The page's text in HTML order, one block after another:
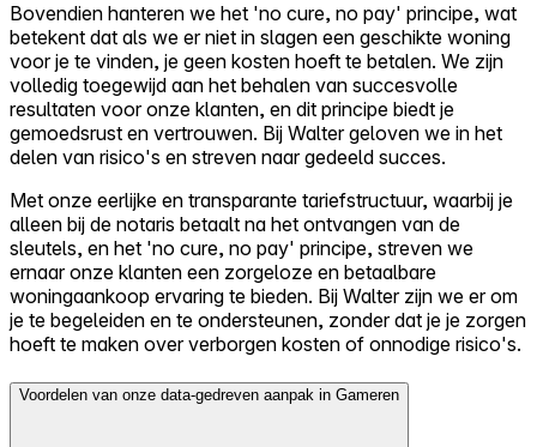
Bovendien hanteren we het 'no cure, no pay' principe, wat
betekent dat als we er niet in slagen een geschikte woning
voor je te vinden, je geen kosten hoeft te betalen. We zijn
volledig toegewijd aan het behalen van succesvolle
resultaten voor onze klanten, en dit principe biedt je
gemoedsrust en vertrouwen. Bij Walter geloven we in het
delen van risico's en streven naar gedeeld succes.
Met onze eerlijke en transparante tariefstructuur, waarbij je
alleen bij de notaris betaalt na het ontvangen van de
sleutels, en het 'no cure, no pay' principe, streven we
ernaar onze klanten een zorgeloze en betaalbare
woningaankoop ervaring te bieden. Bij Walter zijn we er om
je te begeleiden en te ondersteunen, zonder dat je je zorgen
hoeft te maken over verborgen kosten of onnodige risico's.
Voordelen van onze data-gedreven aanpak in Gameren